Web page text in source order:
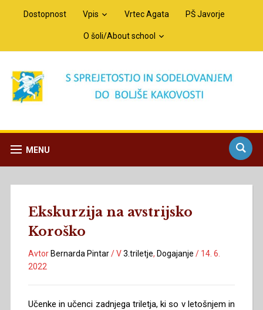
Dostopnost Vpis Vrtec Agata PŠ Javorje
O šoli/About school
MENU
Ekskurzija na avstrijsko
Koroško
Avtor Bernarda Pintar/V3.triletje, Dogajanje / 14. 6.
2022
Učenke in učenci zadnjega triletja, ki so v letošnjem in